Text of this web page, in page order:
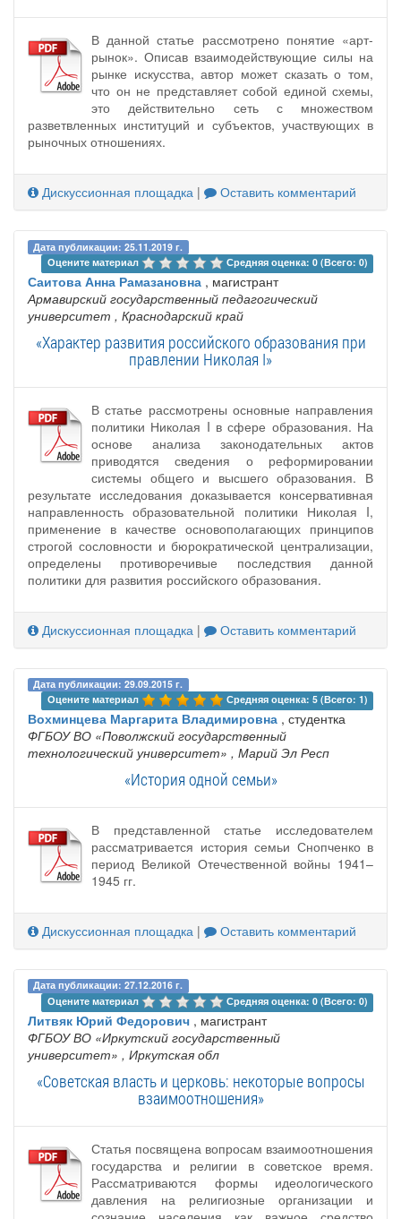
В данной статье рассмотрено понятие «арт-
рынок». Описав взаимодействующие силы на
рынке искусства, автор может сказать о том,
что он не представляет собой единой схемы,
это действительно сеть с множеством
разветвленных институций и субъектов, участвующих в
рыночных отношениях.
Дискуссионная площадка | Оставить комментарий
Дата публикации: 25.11.2019 г.
Оцените материал
Средняя оценка: 0 (Всего: 0)
Саитова Анна Рамазановна , магистрант
Армавирский государственный педагогический
университет , Краснодарский край
«Характер развития российского образования при
правлении Николая I»
В статье рассмотрены основные направления
политики Николая I в сфере образования. На
основе анализа законодательных актов
приводятся сведения о реформировании
системы общего и высшего образования. В
результате исследования доказывается консервативная
направленность образовательной политики Николая I,
применение в качестве основополагающих принципов
строгой сословности и бюрократической централизации,
определены противоречивые последствия данной
политики для развития российского образования.
Дискуссионная площадка | Оставить комментарий
Дата публикации: 29.09.2015 г.
Оцените материал
Средняя оценка: 5 (Всего: 1)
Вохминцева Маргарита Владимировна , студентка
ФГБОУ ВО «Поволжский государственный
технологический университет» , Марий Эл Респ
«История одной семьи»
В представленной статье исследователем
рассматривается история семьи Снопченко в
период Великой Отечественной войны 1941–
1945 гг.
Дискуссионная площадка | Оставить комментарий
Дата публикации: 27.12.2016 г.
Оцените материал
Средняя оценка: 0 (Всего: 0)
Литвяк Юрий Федорович , магистрант
ФГБОУ ВО «Иркутский государственный
университет» , Иркутская обл
«Советская власть и церковь: некоторые вопросы
взаимоотношения»
Статья посвящена вопросам взаимоотношения
государства и религии в советское время.
Рассматриваются формы идеологического
давления на религиозные организации и